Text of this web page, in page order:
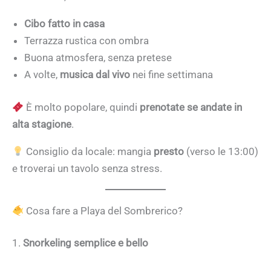
Cibo fatto in casa
Terrazza rustica con ombra
Buona atmosfera, senza pretese
A volte, musica dal vivo nei fine settimana
È molto popolare, quindi prenotate se andate in
alta stagione.
Consiglio da locale: mangia presto (verso le 13:00)
e troverai un tavolo senza stress.
Cosa fare a Playa del Sombrerico?
1. Snorkeling semplice e bello